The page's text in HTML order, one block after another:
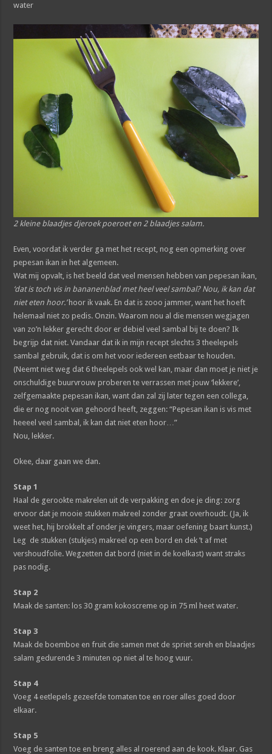
water
2 kleine blaadjes djeroek poeroet en 2 blaadjes salam.
Even, voordat ik verder ga met het recept, nog een opmerking over
pepesan ikan in het algemeen.
Wat mij opvalt, is het beeld dat veel mensen hebben van pepesan ikan,
‘dat is toch vis in bananenblad met heel veel sambal? Nou, ik kan dat
niet eten hoor.’hoor ik vaak. En dat is zooo jammer, want het hoeft
helemaal niet zo pedis. Onzin. Waarom nou al die mensen wegjagen
van zo’n lekker gerecht door er debiel veel sambal bij te doen? Ik
begrijp dat niet. Vandaar dat ik in mijn recept slechts 3 theelepels
sambal gebruik, dat is om het voor iedereen eetbaar te houden.
(Neemt niet weg dat 6 theelepels ook wel kan, maar dan moet je niet je
onschuldige buurvrouw proberen te verrassen met jouw ‘lekkere’,
zelfgemaakte pepesan ikan, want dan zal zij later tegen een collega,
die er nog nooit van gehoord heeft, zeggen: “Pepesan ikan is vis met
heeeel veel sambal, ik kan dat niet eten hoor…”
Nou, lekker.
Okee, daar gaan we dan.
Stap 1
Haal de gerookte makrelen uit de verpakking en doe je ding: zorg
ervoor dat je mooie stukken makreel zonder graat overhoudt. (Ja, ik
weet het, hij brokkelt af onder je vingers, maar oefening baart kunst.)
Leg de stukken (stukjes) makreel op een bord en dek ’t af met
vershoudfolie. Wegzetten dat bord (niet in de koelkast) want straks
pas nodig.
Stap 2
Maak de santen: los 30 gram kokoscreme op in 75 ml heet water.
Stap 3
Maak de boemboe en fruit die samen met de spriet sereh en blaadjes
salam gedurende 3 minuten op niet al te hoog vuur.
Stap 4
Voeg 4 eetlepels gezeefde tomaten toe en roer alles goed door
elkaar.
Stap 5
Voeg de santen toe en breng alles al roerend aan de kook. Klaar. Gas